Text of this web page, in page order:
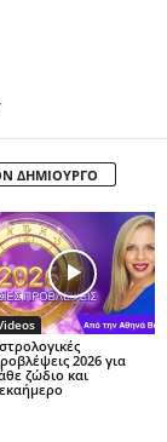
ΔΗΜΙΟΥΡΓΟ
2026 για
ζώδιο και